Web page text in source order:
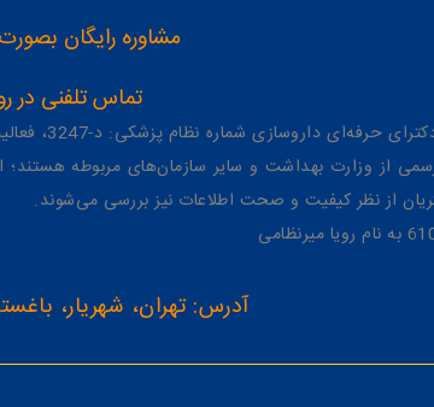
مشاوره رایگان بصورت چت در
تماس تلفنی در روزهای شنبه
داروسازی شماره نظام پزشکی: د-3247، فعالیت می‌کند. (
از وزارت بهداشت و سایر سازمان‌های مربوطه
از نظر کیفیت و صحت اطلاعات نیز بررسی می‌شوند.
آدرس: تهران، شهریار،